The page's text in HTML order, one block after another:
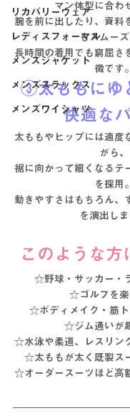
リカバリーウェア
レディスフォーマル
メンズジャケット
メンズスラックス
メンズワイシャツ
マン体型に合わ
腕を前に出したり、資料
もスムーズ
長時間の着用でも窮屈さ
徴です。
③太ももにゆ
快適な
太ももやヒップには適度
がら、
裾に向かって細くなるテ
を採用。
動きやすさはもちろん、
を演出しま
このような方
☆野球・サッカー・
☆ゴルフを楽
☆ボディメイク・筋
☆ジム通いが
☆水泳や柔道、レスリン
☆太ももが太く既製ス
☆オーダースーツほど高